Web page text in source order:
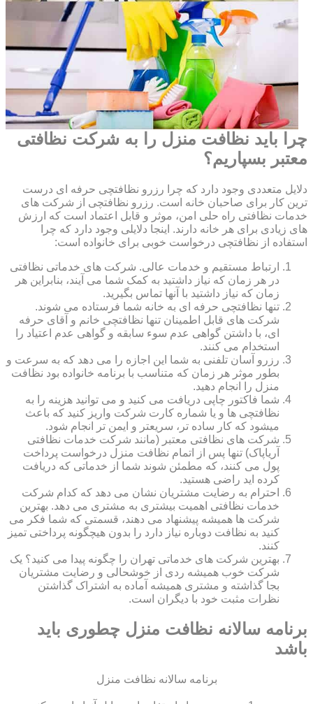
چرا باید نظافت منزل را به شرکت نظافتی
معتبر بسپاریم؟
دلایل متعددی وجود دارد که چرا رزرو نظافتچی حرفه ای درست
ترین کار برای صاحبان خانه است. رزرو نظافتچی از شرکت های
خدمات نظافتی راه حلی امن، موثر و قابل اعتماد است که ارزش
های زیادی برای هر خانه دارند. اینجا دلایلی وجود دارد که چرا
استفاده از نظافتچی درخواست خوبی برای خانواده است:
ارتباط مستقیم و خدمات عالی. شرکت های خدماتی نظافتی
در هر زمان که نیاز داشتید به کمک شما می آیند، بنابراین هر
زمان که نیاز داشتید با آنها تماس بگیرید.
تنها نظافتچی حرفه ای به خانه شما فرستاده می شوند.
شرکت های قابل اطمینان تنها نظافتچی خانم و آقای حرفه
ای، با داشتن گواهی عدم سوء سابقه و گواهی عدم اعتیاد را
استخدام می کنند.
رزرو آسان تلفنی به شما این اجازه را می دهد که به سرعت و
بطور موثر هر زمان که متناسب با برنامه خانواده بود نظافت
منزل را انجام دهید.
شما فاکتور چاپی دریافت می کنید و می توانید هزینه را به
نظافتچی ها و یا شماره کارت شرکت واریز کنید که باعث
میشود که کار ساده تر، سریعتر و ایمن تر انجام شود.
شرکت های نظافتی معتبر (مانند شرکت خدمات نظافتی
آریاپاک) تنها پس از اتمام نظافت منزل درخواست پرداخت
پول می کنند، که مطمئن شوند شما از خدماتی که دریافت
کرده اید راضی هستید.
احترام به رضایت مشتریان نشان می دهد که کدام شرکت
خدمات نظافتی اهمیت بیشتری به مشتری می دهد. بهترین
شرکت ها همیشه پیشنهاد می دهند، قسمتی که شما فکر می
کنید به نظافت دوباره نیاز دارد را بدون هیچگونه پرداختی تمیز
کنند.
بهترین شرکت های خدماتی تهران را چگونه پیدا می کنید؟ یک
شرکت خوب همیشه ردی از خوشحالی و رضایت مشتریان
بجا گذاشته و مشتری همیشه آماده به اشتراک گذاشتن
نظرات مثبت خود با دیگران است.
برنامه سالانه نظافت منزل چطوری باید
باشد
برنامه سالانه نظافت منزل